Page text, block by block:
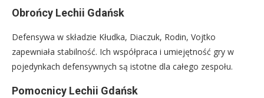
Obrońcy Lechii Gdańsk
Defensywa w składzie Kłudka, Diaczuk, Rodin, Vojtko
zapewniała stabilność. Ich współpraca i umiejętność gry w
pojedynkach defensywnych są istotne dla całego zespołu.
Pomocnicy Lechii Gdańsk